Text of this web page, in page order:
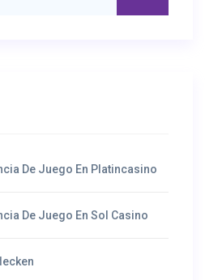
De Juego En Platincasino
De Juego En Sol Casino